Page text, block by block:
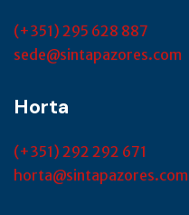
(+351) 295 628 887
sede@sintapazores.com
Horta
(+351) 292 292 671
horta@sintapazores.com